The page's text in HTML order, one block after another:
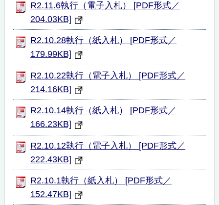
R2.11.6執行（電子入札） [PDF形式／
204.03KB]
R2.10.28執行（紙入札） [PDF形式／
179.99KB]
R2.10.22執行（電子入札） [PDF形式／
214.16KB]
R2.10.14執行（紙入札） [PDF形式／
166.23KB]
R2.10.12執行（電子入札） [PDF形式／
222.43KB]
R2.10.1執行（紙入札） [PDF形式／
152.47KB]